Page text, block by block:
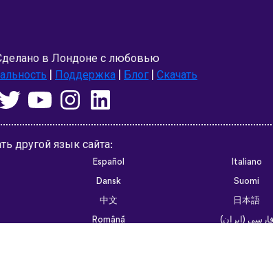
|Поддержка|Блог |Скачать
другой язык сайта:
Español
Dansk Suomi
中文 日本語
Română فارسی (ایران)
Português do Brasil Українська